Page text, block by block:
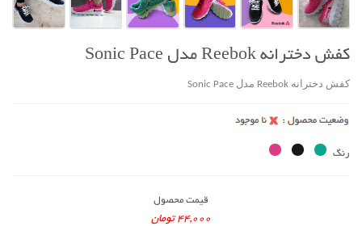
کفش دخترانه Reebok مدل Sonic Pace
کفش دخترانه Reebok مدل Sonic Pace
رنگ
قیمت محصول
44,000 تومان